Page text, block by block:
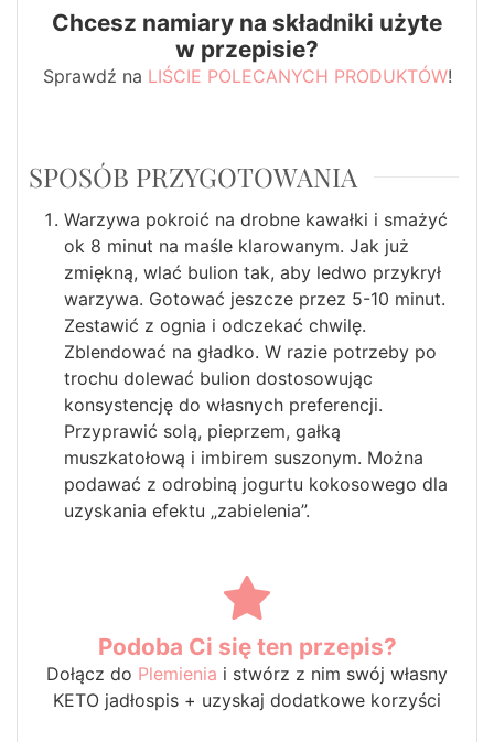
Chcesz namiary na składniki użyte
w przepisie?
Sprawdź na LIŚCIE POLECANYCH PRODUKTÓW!
SPOSÓB PRZYGOTOWANIA
Warzywa pokroić na drobne kawałki i smażyć
ok 8 minut na maśle klarowanym. Jak już
zmiękną, wlać bulion tak, aby ledwo przykrył
warzywa. Gotować jeszcze przez 5-10 minut.
Zestawić z ognia i odczekać chwilę.
Zblendować na gładko. W razie potrzeby po
trochu dolewać bulion dostosowując
konsystencję do własnych preferencji.
Przyprawić solą, pieprzem, gałką
muszkatołową i imbirem suszonym. Można
podawać z odrobiną jogurtu kokosowego dla
uzyskania efektu „zabielenia”.
Podoba Ci się ten przepis?
Dołącz do Plemienia i stwórz z nim swój własny
KETO jadłospis + uzyskaj dodatkowe korzyści